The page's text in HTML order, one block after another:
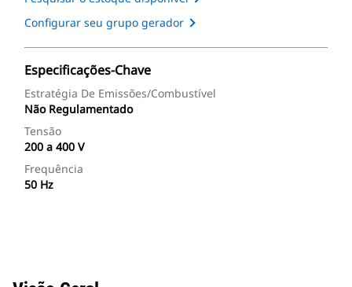
Configurar seu grupo gerador
Especificações-Chave
Estratégia De Emissões/Combustível
Não Regulamentado
Tensão
200 a 400 V
Frequência
50 Hz